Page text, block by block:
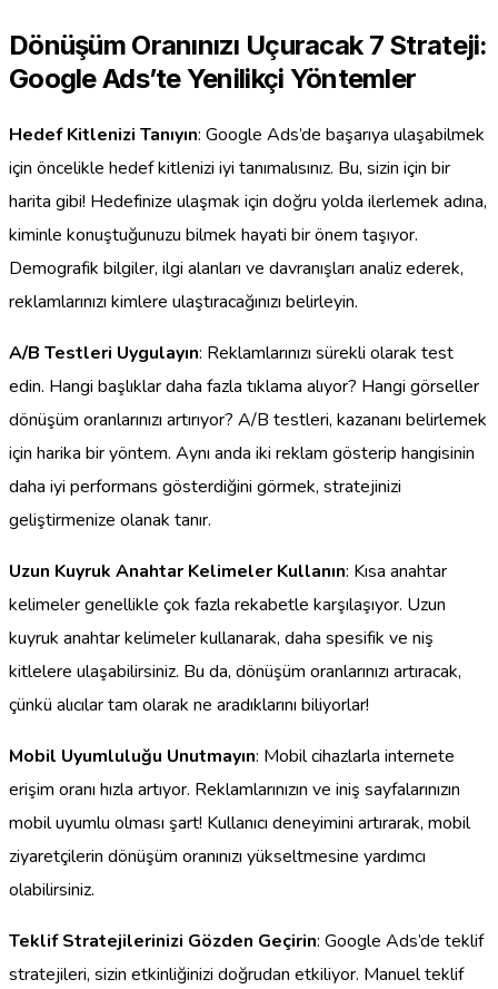
Dönüşüm Oranınızı Uçuracak 7 Strateji:
Google Ads’te Yenilikçi Yöntemler
Hedef Kitlenizi Tanıyın: Google Ads’de başarıya ulaşabilmek
için öncelikle hedef kitlenizi iyi tanımalısınız. Bu, sizin için bir
harita gibi! Hedefinize ulaşmak için doğru yolda ilerlemek adına,
kiminle konuştuğunuzu bilmek hayati bir önem taşıyor.
Demografik bilgiler, ilgi alanları ve davranışları analiz ederek,
reklamlarınızı kimlere ulaştıracağınızı belirleyin.
A/B Testleri Uygulayın: Reklamlarınızı sürekli olarak test
edin. Hangi başlıklar daha fazla tıklama alıyor? Hangi görseller
dönüşüm oranlarınızı artırıyor? A/B testleri, kazananı belirlemek
için harika bir yöntem. Aynı anda iki reklam gösterip hangisinin
daha iyi performans gösterdiğini görmek, stratejinizi
geliştirmenize olanak tanır.
Uzun Kuyruk Anahtar Kelimeler Kullanın: Kısa anahtar
kelimeler genellikle çok fazla rekabetle karşılaşıyor. Uzun
kuyruk anahtar kelimeler kullanarak, daha spesifik ve niş
kitlelere ulaşabilirsiniz. Bu da, dönüşüm oranlarınızı artıracak,
çünkü alıcılar tam olarak ne aradıklarını biliyorlar!
Mobil Uyumluluğu Unutmayın: Mobil cihazlarla internete
erişim oranı hızla artıyor. Reklamlarınızın ve iniş sayfalarınızın
mobil uyumlu olması şart! Kullanıcı deneyimini artırarak, mobil
ziyaretçilerin dönüşüm oranınızı yükseltmesine yardımcı
olabilirsiniz.
Teklif Stratejilerinizi Gözden Geçirin: Google Ads’de teklif
stratejileri, sizin etkinliğinizi doğrudan etkiliyor. Manuel teklif